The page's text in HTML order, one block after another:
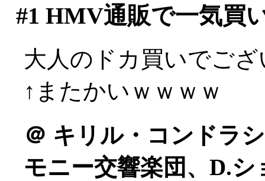
#1 HMV通販で一気買
大人のドカ買いでご
↑またかいｗｗｗｗ
＠ キリル・コンドラ
モニー交響楽団、D.